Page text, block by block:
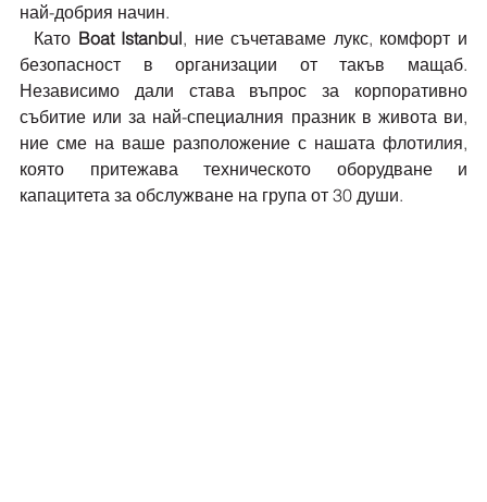
най-добрия начин.
  Като
Boat Istanbul, ние съчетаваме лукс, комфорт и
безопасност в организации от такъв мащаб.
Независимо дали става въпрос за корпоративно
събитие или за най-специалния празник в живота ви,
ние сме на ваше разположение с нашата флотилия,
която притежава техническото оборудване и
капацитета за обслужване на група от 30 души.